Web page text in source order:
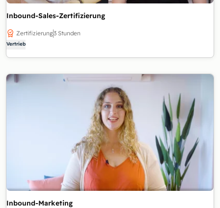
Inbound-Sales-Zertifizierung
Zertifizierung3 Stunden
Vertrieb
Inbound-Marketing